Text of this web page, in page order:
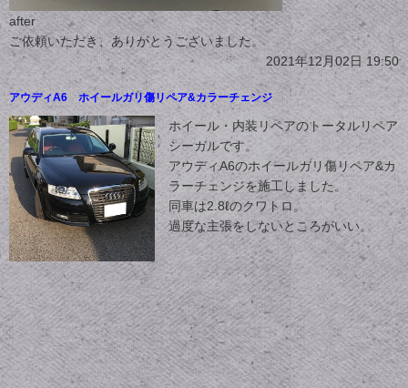
after
ご依頼いただき、ありがとうございました。
2021年12月02日 19:50
アウディA6 ホイールガリ傷リペア&カラーチェンジ
ホイール・内装リペアのトータルリペア
シーガルです。
アウディA6のホイールガリ傷リペア&カ
ラーチェンジを施工しました。
同車は2.8ℓのクワトロ。
過度な主張をしないところがいい。